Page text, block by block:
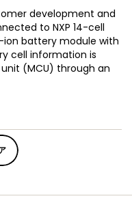
development and
to NXP 14-cell
battery module with
cell information is
(MCU) through an